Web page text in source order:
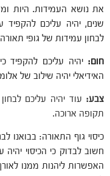
את נושא העמידות. היות
שנים, יהיה עליכם להקפיד
לבחון עמידות של גופי
חום: יהיה עליכם להקפיד
האידיאלי יהיה שילוב של
צבע: עוד יהיה עליכם
תקופה ארוכה.
כיסוי גוף התאורה: בבואנו
חשוב לבדוק כי הכיסוי
האפשרות ליהנות ממנו